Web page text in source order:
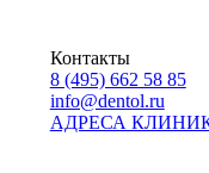
Контакты
8 (495) 662 58 85
info@dentol.ru
АДРЕСА